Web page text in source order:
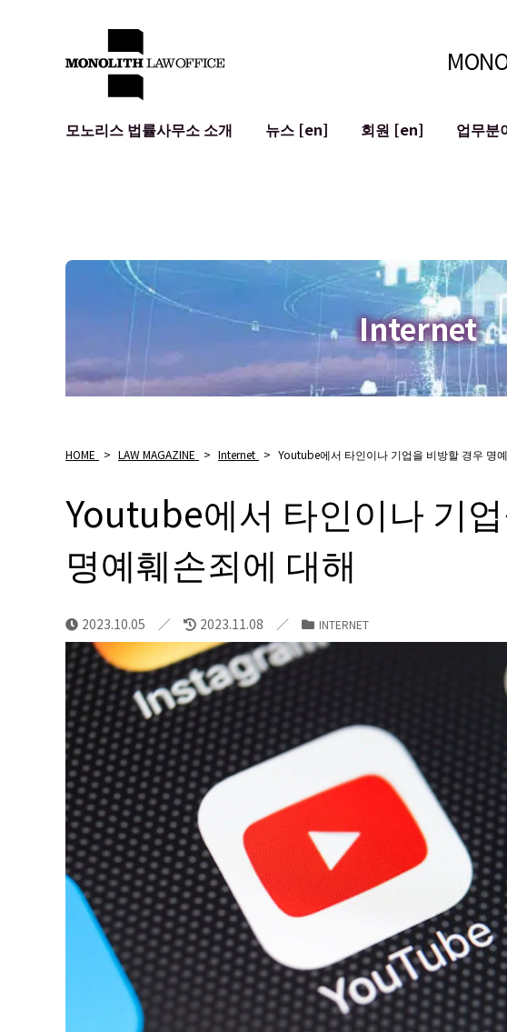
모노리스 법률사무소 소개
뉴스 [en] 회원 [en]
업무분
개인정보 보호
광고 리뷰
AI (ChatGPT 등)
사이버 범죄
Internet
HOME > LAW MAGAZINE > Internet > Youtube에서 타인이나 기업을 비방할 경우 명
Youtube에서 타인이나 기
명예훼손죄에 대해
2023.10.05 2023.11.08 INTERNET